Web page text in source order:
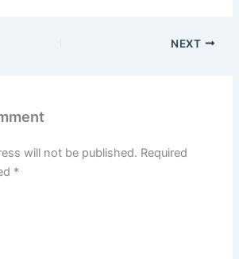
NEXT
will not be published. Required
*